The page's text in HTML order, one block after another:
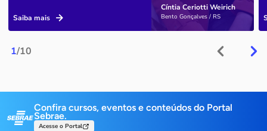
1/10
Cíntia Ceriotti Weirich
Bento Gonçalves / RS
Saiba mais
Confira cursos, eventos e conteúdos do Portal
Sebrae.
Acesse o Portal